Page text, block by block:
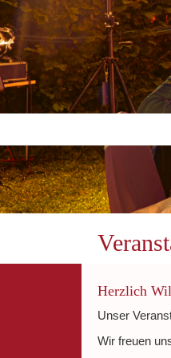
Herzlich
Unser
Wir freuen
0:00
2:00
5:00